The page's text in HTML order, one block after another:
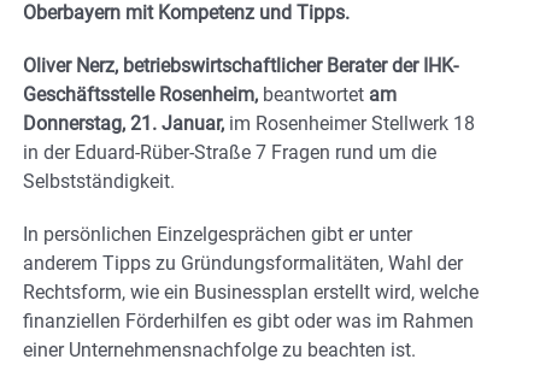
Oberbayern mit Kompetenz und Tipps.
Oliver Nerz, betriebswirtschaftlicher Berater der IHK-
Geschäftsstelle Rosenheim, beantwortet am
Donnerstag, 21. Januar, im Rosenheimer Stellwerk 18
in der Eduard-Rüber-Straße 7 Fragen rund um die
Selbstständigkeit.
In persönlichen Einzelgesprächen gibt er unter
anderem Tipps zu Gründungsformalitäten, Wahl der
Rechtsform, wie ein Businessplan erstellt wird, welche
finanziellen ‎Förderhilfen es gibt oder was im Rahmen
einer Unternehmensnachfolge zu beachten ist.